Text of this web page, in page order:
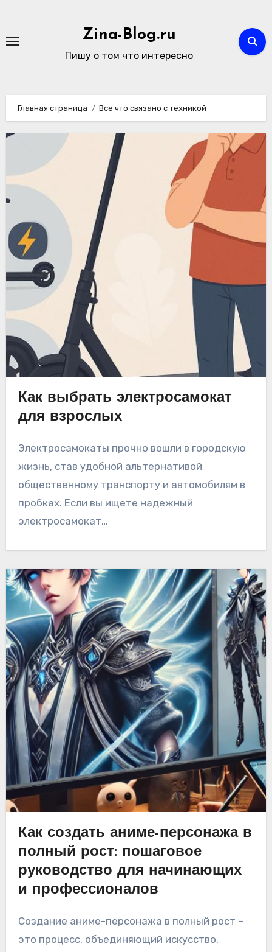
содержимому
Zina-Blog.ru
Пишу о том что интересно
Главная страница Все что связано с техникой
Как выбрать электросамокат
для взрослых
Электросамокаты прочно вошли в городскую
жизнь, став удобной альтернативой
общественному транспорту и автомобилям в
пробках. Если вы ищете надежный
электросамокат…
Как создать аниме-персонажа в
полный рост: пошаговое
руководство для начинающих
и профессионалов
Создание аниме-персонажа в полный рост –
это процесс, объединяющий искусство,